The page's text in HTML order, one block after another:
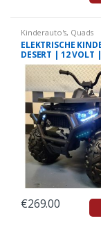
Kinderauto's, Quads
ELEKTRISCHE
DESERT | 12 VOLT
GROEN
€269.00